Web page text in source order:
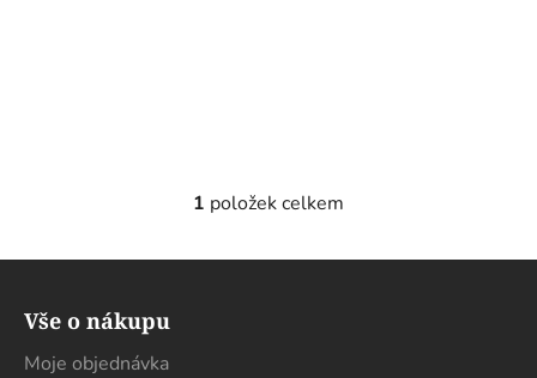
O
l
1 položek celkem
Z
Vše o nákupu
Moje objednávka